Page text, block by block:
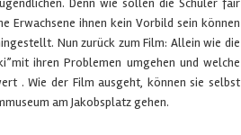
Denn wie sollen die Schüler fair
Erwachsene ihnen kein Vorbild sein können
Nun zurück zum Film: Allein wie die
ihren Problemen umgehen und welche
. Wie der Film ausgeht, können sie selbst
am Jakobsplatz gehen.